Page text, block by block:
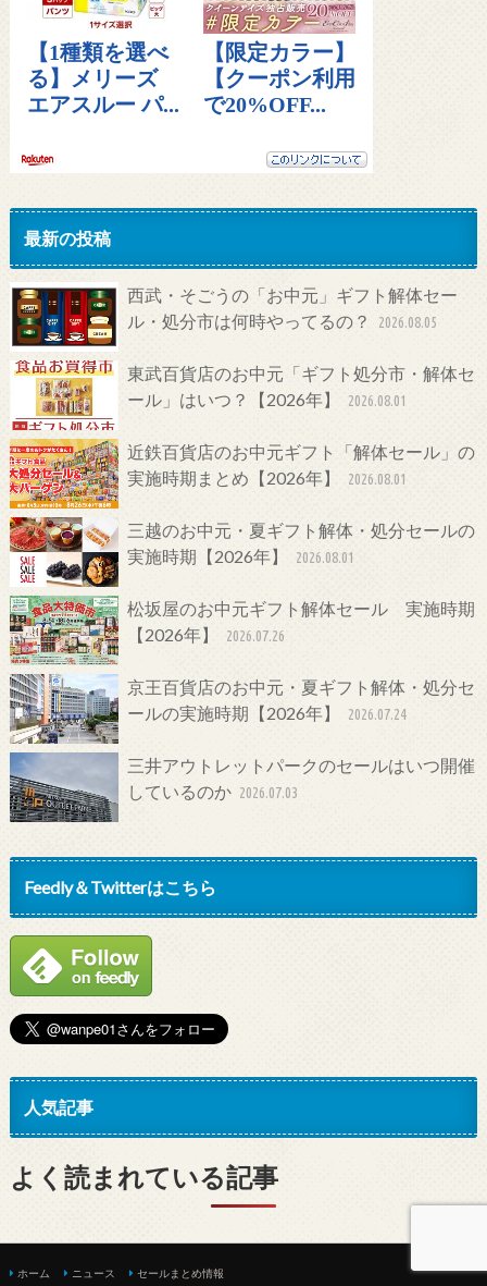
最新の投稿
西武・そごうの「お中元」ギフト解体セー
ル・処分市は何時やってるの？
2026.08.05
東武百貨店のお中元「ギフト処分市・解体セ
ール」はいつ？【2026年】
2026.08.01
近鉄百貨店のお中元ギフト「解体セール」の
実施時期まとめ【2026年】
2026.08.01
三越のお中元・夏ギフト解体・処分セールの
実施時期【2026年】
2026.08.01
松坂屋のお中元ギフト解体セール 実施時期
【2026年】
2026.07.26
京王百貨店のお中元・夏ギフト解体・処分セ
ールの実施時期【2026年】
2026.07.24
三井アウトレットパークのセールはいつ開催
しているのか 2026.07.03
Feedly＆Twitterはこちら
人気記事
よく読まれている記事
ホーム ニュース セールまとめ情報